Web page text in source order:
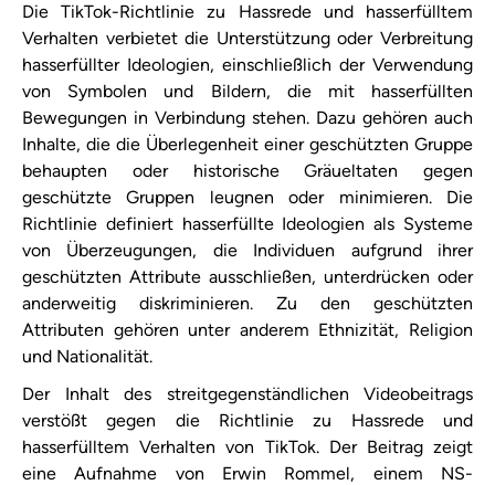
Die TikTok-Richtlinie zu Hassrede und hasserfülltem
Verhalten verbietet die Unterstützung oder Verbreitung
hasserfüllter Ideologien, einschließlich der Verwendung
von Symbolen und Bildern, die mit hasserfüllten
Bewegungen in Verbindung stehen. Dazu gehören auch
Inhalte, die die Überlegenheit einer geschützten Gruppe
behaupten oder historische Gräueltaten gegen
geschützte Gruppen leugnen oder minimieren. Die
Richtlinie definiert hasserfüllte Ideologien als Systeme
von Überzeugungen, die Individuen aufgrund ihrer
geschützten Attribute ausschließen, unterdrücken oder
anderweitig diskriminieren. Zu den geschützten
Attributen gehören unter anderem Ethnizität, Religion
und Nationalität.
Der Inhalt des streitgegenständlichen Videobeitrags
verstößt gegen die Richtlinie zu Hassrede und
hasserfülltem Verhalten von TikTok. Der Beitrag zeigt
eine Aufnahme von Erwin Rommel, einem NS-